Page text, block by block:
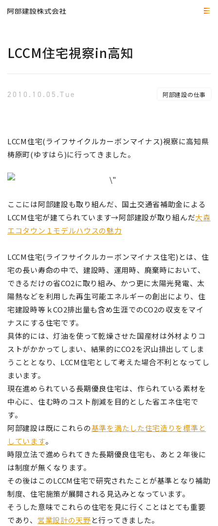
LCCM住宅視察in高知
2010.10.05.Tue 阿部建設の仕事
LCCM住宅(ライフサイクルカーボンマイナス)視察に高知県
梼原町(ゆすはら)に行ってきました。
ここには阿部建設も取り組んだ、国土交通省補助金による
LCCM住宅が建てられています→阿部建設が取り組んだ大森
エコタウン１モデルハウスの魅力
LCCM住宅(ライフサイクルカーボンマイナス住宅)とは、住
宅の長い寿命の中で、建設時、運用時、廃棄時において、
できるだけの省CO2に取り組み、かつ更に太陽光発電、太
陽熱などを利用した再生可能エネルギーの創出により、住
宅建設時等ｋCO2排出量も含め生涯でのCO2の収支をマイ
ナスにする住宅です。
具体的には、灯油を使って乾燥させた国産材は外材よりコ
ストがかかってしまい、結果的にCO2を沢山排出してしま
うこととなり、LCCM住宅として考えた場合不利となってし
まいます。
現在進められている長期優良住宅は、作られている素材を
中心に、住む時のコスト削減を目的とした省エネ住宅で
す。
阿部建設は既にこれらの基準を満たした住宅造りを標準と
しています。
時限立法で進められてきた長期優良住宅も、あと２年後に
は制度が無くなります。
その後はこのLCCM住宅で研究されたことが基準となり補助
制度、住宅施策が展開される見込みとなっています。
そうした意味でこれらの住宅を見に行くことはとても重要
であり、 営業設計の天野と行ってきました。